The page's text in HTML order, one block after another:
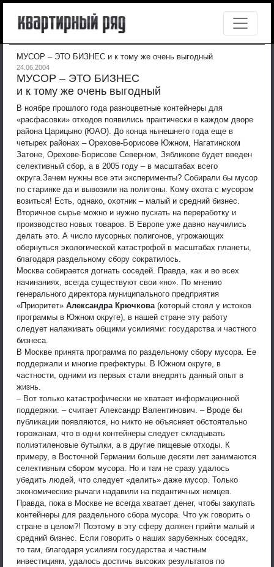
МУСОР – ЭТО БИЗНЕС и к тому же очень выгодный
24.06.2004
МУСОР – ЭТО БИЗНЕС
и к тому же очень выгодный
В ноябре прошлого года разноцветные контейнеры для
«расфасовки» отходов появились практически в каждом дворе
района Царицыно (ЮАО). До конца нынешнего года еще в
четырех районах – Орехове-Борисове Южном, Нагатинском
Затоне, Орехове-Борисове Северном, Зябликове будет введен
селективный сбор, а в 2005 году – в масштабах всего
округа. Зачем нужны все эти эксперименты? Собирали бы мусор
по старинке да и вывозили на полигоны. Кому охота с мусором
возиться! Есть, однако, охотник – малый и средний бизнес.
Вторичное сырье можно и нужно пускать на переработку и
производство новых товаров. В Европе уже давно научились
делать это. А число мусорных полигонов, угрожающих
обернуться экологической катастрофой в масштабах планеты,
благодаря раздельному сбору сократилось.
Москва собирается догнать соседей. Правда, как и во всех
начинаниях, всегда существуют свои «но». По мнению
генерального директора муниципального предприятия
«Приоритет» Александра Крючкова (который стоял у истоков
программы в Южном округе), в нашей стране эту работу
следует налаживать общими усилиями: государства и частного
бизнеса.
В Москве принята программа по раздельному сбору мусора. Ее
поддержали и многие префектуры. В Южном округе, в
частности, одними из первых стали внедрять данный опыт в
жизнь.
– Вот только катастрофически не хватает информационной
поддержки. – считает Александр Валентинович. – Вроде бы
публикации появляются, но никто не объясняет обстоятельно
горожанам, что в одни контейнеры следует складывать
полиэтиленовые бутылки, а в другие пищевые отходы. К
примеру, в Восточной Германии больше десяти лет занимаются
селективным сбором мусора. Но и там не сразу удалось
убедить людей, что следует «делить» даже мусор. Только
экономические рычаги надавили на педантичных немцев.
Правда, пока в Москве не всегда хватает денег, чтобы закупать
контейнеры для раздельного сбора мусора. Что уж говорить о
стране в целом?! Поэтому в эту сферу должен прийти малый и
средний бизнес. Если говорить о наших зарубежных соседях,
то там, благодаря усилиям государства и частным
инвестициям, удалось достичь высоких результатов по